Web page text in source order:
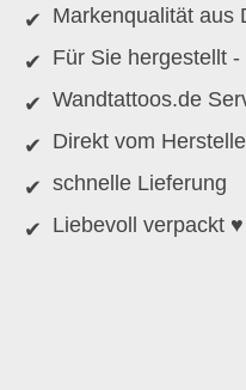
Markenqualität aus
Für Sie hergestellt
Wandtattoos.de
Direkt vom
schnelle Lieferung
Liebevoll verpackt ♥